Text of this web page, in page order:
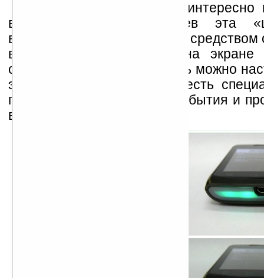
Во-первых, это просто интересно
вторых, в ряде случаев эта
выступает дополнительным
в паре с информацией на экране
сигналами. При этом панель можно
этого в меню смартфона есть
практически для каждого события и
выбрать свой цвет и узор.